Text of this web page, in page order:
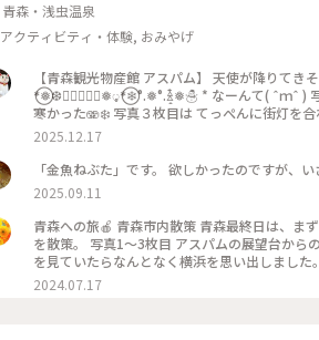
青森・浅虫温泉
アクティビティ・体験, おみやげ
【青森観光物産館 アスパム】 天使が降りて
*⃝❅❆🧚‍♀️🧚🏻‍♂️❅◌̥*⃝❄°.❅°.ꊛ໋̝❅☃ * なーんて( ˆｍˆ
寒かった🫨❄️ 写真３枚目は てっぺんに街灯を
た 正三角形の建物 ⃤ 地上15階、高さ76m 13階には360°眺望の展望台があります！ * 写真4枚目 赤い林檎さんの情報
で パムパムでアップルパイを買えました🙌 青
かったけどセーフ_( ˙꒳˙ )_ 私が欲しかった♡アップルパイは #パムパムアップル 素敵ユーザーさまのご投稿をご覧
下さい💁‍♀️ * 写真5枚目 喫茶マロンさんと青森駅もキラキ
と一緒 #ことりっぷ青森 #青森 #青森観光物産館アスパム #アスパム #SweetsFactorypampam #スイーツファクト
リーパムパム #チーズアップルパイ #ショソ
ふみつぶ〜ぬ #赤い林檎 #毎日がメリークリス
2025.12.17
「金魚ねぶた」です。 欲しかったのですが、
2025.09.11
青森への旅🍎 青森市内散策 青森最終日は、まずはアスパムの展望台、A-FACTORY、ねぶたの家ワ・ラッセなど市内
を散策。 写真1〜3枚目 アスパムの展望台からの眺め。 360°ぐるりと見渡せます。 青森ベイブリッジと青函連絡船
を見ていたらなんとなく横浜を思い出しました。 写真4枚目 三角屋根が可愛らしいA-FACTORY前にはAOMORIのモ
ニュメント。お店には青森のお土産がたくさんで、あれもこれも
黄色の船体が青に映えます。 スポットはアスパムです。 #青森 #アスパム #エーファクトリー #アスパムの下では #
2024.07.17